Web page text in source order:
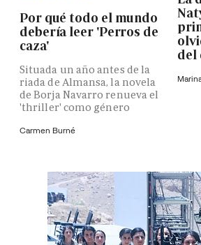
Por qué todo el mundo
debería leer 'Perros de
caza'
Situada un año antes de la
riada de Almansa, la novela
de Borja Navarro renueva el
'thriller' como género
Carmen Burné
del